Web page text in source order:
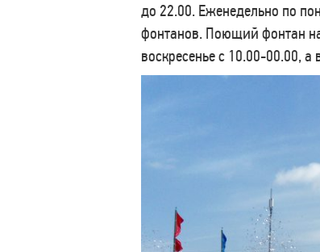
до 22.00. Еженедельно по
фонтанов. Поющий фонтан
воскресенье с 10.00-00.00, а